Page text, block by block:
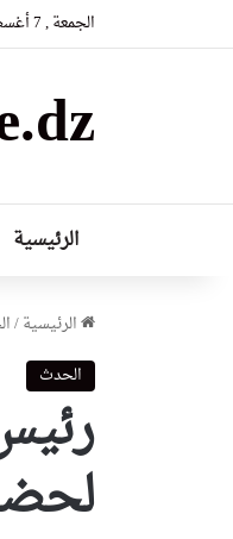
الجمعة , 7 أغسطس 2026
الرئيسية
الرئيسية/
الحدث